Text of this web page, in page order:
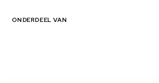
ONDERDEEL VAN